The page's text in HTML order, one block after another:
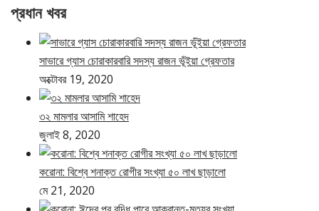
প্রধান খবর
সাভারে গ্যাস চোরাকারবারি সদস্য রাজন ভূঁইয়া গ্রেফতার
অক্টোবর 19, 2020
৩২ মামলার আসামি শাহেদ
জুলাই 8, 2020
করোনা: বিশ্বে শনাক্ত রোগীর সংখ্যা ৫০ লাখ ছাড়ালো
মে 21, 2020